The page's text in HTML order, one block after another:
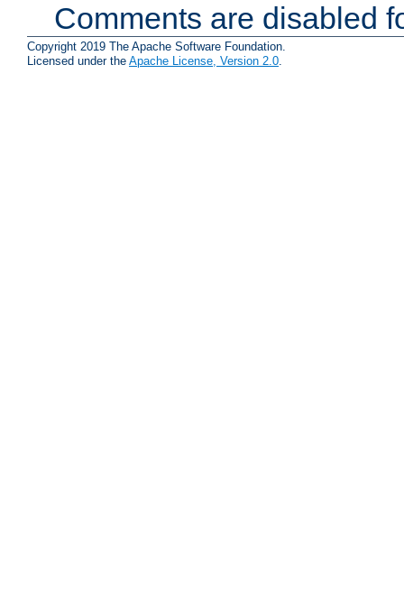
Comments are disabled
Copyright 2019 The Apache Software Foundation.
Licensed under the Apache License, Version 2.0